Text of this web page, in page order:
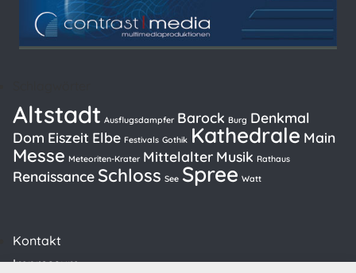
Kontakt
Impressum
Altstadt Ausflugsdampfer Barock Burg Denkmal
Dom Eiszeit Elbe Festivals Gothik Kathedrale Main
Messe Meteoriten-Krater Mittelalter Musik Rathaus
Renaissance Schloss See Spree Watt